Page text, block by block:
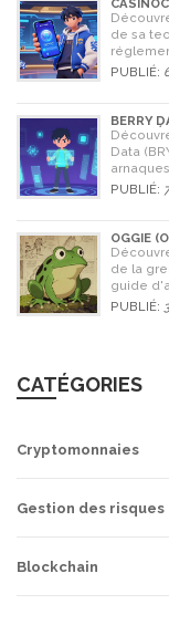
de sa
PUBLIÉ:
BERRY
Data
2026.
PUBLIÉ:
OGGIE
MEME
de la
guide
PUBLIÉ:
CATÉGORIES
Cryptomonnaies
Gestion des risques
Blockchain